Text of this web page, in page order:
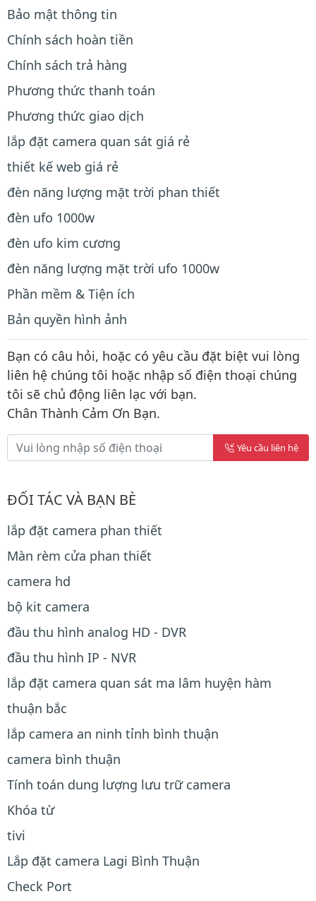
Bảo mật thông tin
Chính sách hoàn tiền
Chính sách trả hàng
Phương thức thanh toán
Phương thức giao dịch
lắp đặt camera quan sát giá rẻ
thiết kế web giá rẻ
đèn năng lượng mặt trời phan thiết
đèn ufo 1000w
đèn ufo kim cương
đèn năng lượng mặt trời ufo 1000w
Phần mềm & Tiện ích
Bản quyền hình ảnh
Bạn có câu hỏi, hoặc có yêu cầu đặt biệt vui lòng
liên hệ chúng tôi hoặc nhập số điện thoại chúng
tôi sẽ chủ động liên lạc với bạn.
Chân Thành Cảm Ơn Bạn.
Yêu cầu liên hệ
ĐỐI TÁC VÀ BẠN BÈ
lắp đặt camera phan thiết
Màn rèm cửa phan thiết
camera hd
bộ kit camera
đầu thu hình analog HD - DVR
đầu thu hình IP - NVR
lắp đặt camera quan sát ma lâm huyện hàm
thuận bắc
lắp camera an ninh tỉnh bình thuận
camera bình thuận
Tính toán dung lượng lưu trữ camera
Khóa từ
tivi
Lắp đặt camera Lagi Bình Thuận
Check Port